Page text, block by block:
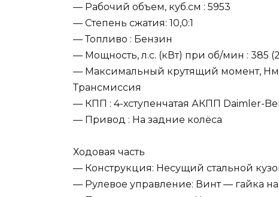
— Рабочий объем, куб.см : 5953
— Степень сжатия: 10,0:1
— Топливо : Бензин
— Мощность, л.с. (кВт) при об/мин : 385
— Максимальный крутящий момент,
Трансмиссия
— КПП : 4-хступенчатая АКПП Daimler-
— Привод : На задние колёса
Ходовая часть
— Конструкция: Несущий стальной
— Рулевое управление: Винт — гайка